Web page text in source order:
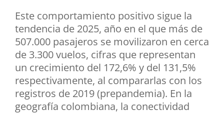
Este comportamiento positivo sigue la
tendencia de 2025, año en el que más de
507.000 pasajeros se movilizaron en cerca
de 3.300 vuelos, cifras que representan
un crecimiento del 172,6% y del 131,5%
respectivamente, al compararlas con los
registros de 2019 (prepandemia). En la
geografía colombiana, la conectividad